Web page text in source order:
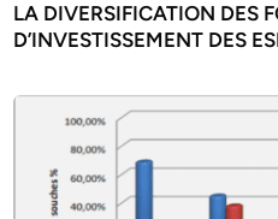
LA DIVERSIFICATION DES
D’INVESTISSEMENT DES